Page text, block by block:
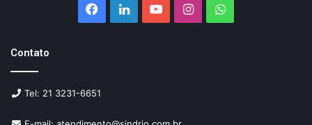
Facebook
LinkedinYouTubeInstagramWhatsApp
Contato
Tel: 21 3231-6651